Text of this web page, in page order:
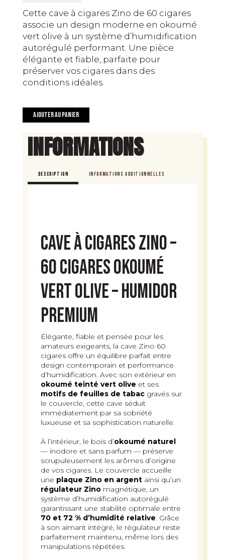
Cette cave à cigares Zino de 60 cigares
associe un design moderne en okoumé
vert olive à un système d’humidification
autorégulé performant. Une pièce
élégante et fiable, parfaite pour
préserver vos cigares dans des
conditions idéales.
quantité
de
Cave
Ajouter au panier
INFORMATIONS
DESCRIPTION INFORMATIONS ADDITIONNELLES
Cave à Cigares Zino –
60 Cigares Okoumé
Vert Olive – Humidor
Premium
Élégante, fiable et pensée pour les
amateurs exigeants, la cave Zino 60
cigares offre un équilibre parfait entre
design contemporain et performance
d’humidification. Avec son extérieur en
okoumé teinté vert olive et ses
motifs de feuilles de tabacgravés sur
le couvercle, cette cave séduit
immédiatement par sa sobriété
luxueuse et sa sophistication naturelle.
À l’intérieur, le bois d’okoumé naturel
— inodore et sans parfum — préserve
scrupuleusement les arômes d’origine
de vos cigares. Le couvercle accueille
une plaque Zino en argentainsi qu’un
régulateur Zinomagnétique, un
système d’humidification autorégulé
garantissant une stabilité optimale entre
70 et 72 % d’humidité relative. Grâce
à son aimant intégré, le régulateur reste
parfaitement maintenu, même lors des
manipulations répétées.